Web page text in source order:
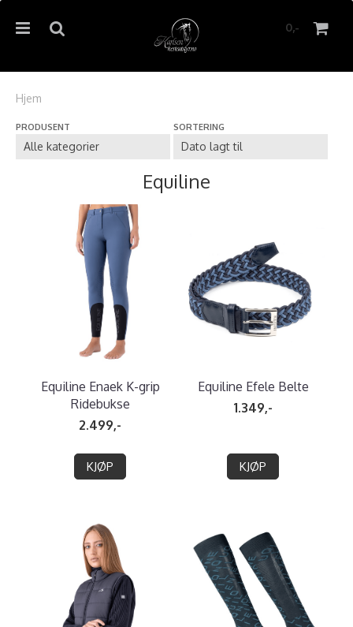
0,-
Hjem
PRODUSENT SORTERING
Equiline
Equiline Enaek K-grip
Ridebukse
2.499,-
KJØP
Equiline Efele Belte
1.349,-
KJØP